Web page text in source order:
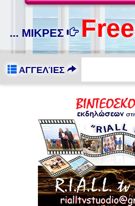
... ΜΙΚΡΕΣ Free
ΑΓΓΕΛΊΕΣ